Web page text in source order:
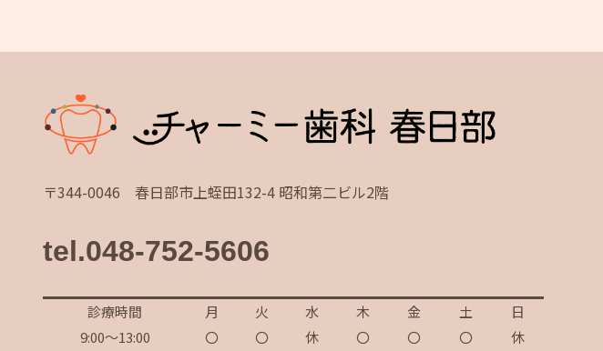
〒344-0046 春日部市上蛭田132-4 昭和第二ビル2階
tel.048-752-5606
診療時間 月 火 水 木 金 土
日
9:00～13:00
〇 〇 休 〇 〇 〇
休